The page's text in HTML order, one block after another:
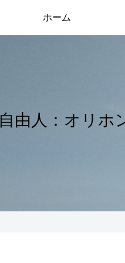
自由人：オリホ
ホーム